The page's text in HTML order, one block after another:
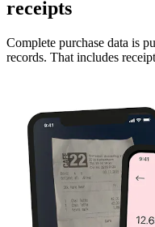
receipts
Complete purchase data is
records. That includes